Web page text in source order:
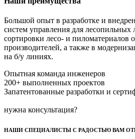
Большой опыт в разработке и
систем управления для
сортировки лесо- и пиломатериалов
производителей, а также в
на б/у линиях.
Опытная команда инженеров
200+ выполненных проектов
Запатентованные разработки и
нужна консультация?
НАШИ СПЕЦИАЛИСТЫ С РАДОСТЬЮ ВАМ